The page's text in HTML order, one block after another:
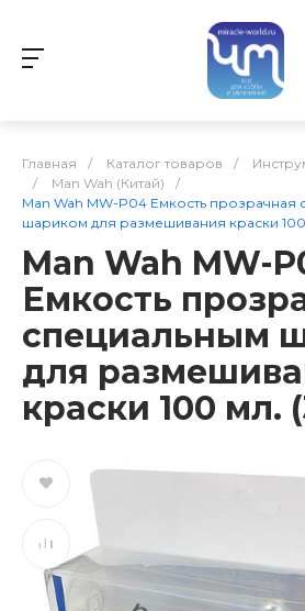
Главная / Каталог товаров /
/
Man Wah (Китай)
/
Man Wah MW-P04 Емкость прозрачная
шариком для размешивания краски
Man Wah MW-
Емкость
специальным
для
краски 100 мл.